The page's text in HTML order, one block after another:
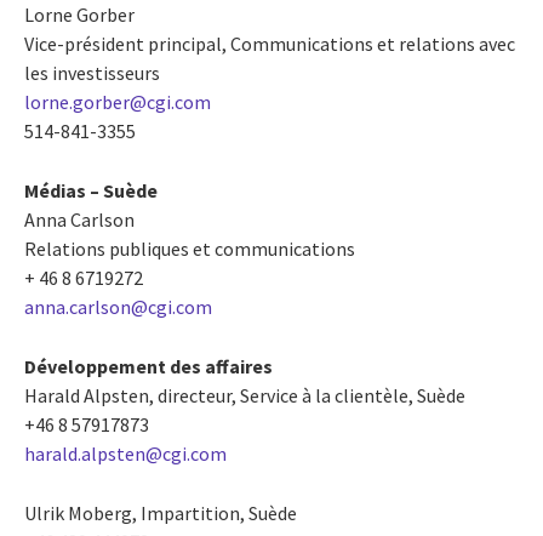
Lorne Gorber
Vice-président principal, Communications et relations avec
les investisseurs
lorne.gorber@cgi.com
514-841-3355
Médias – Suède
Anna Carlson
Relations publiques et communications
+ 46 8 6719272
anna.carlson@cgi.com
Développement des affaires
Harald Alpsten, directeur, Service à la clientèle, Suède
+46 8 57917873
harald.alpsten@cgi.com
Ulrik Moberg, Impartition, Suède